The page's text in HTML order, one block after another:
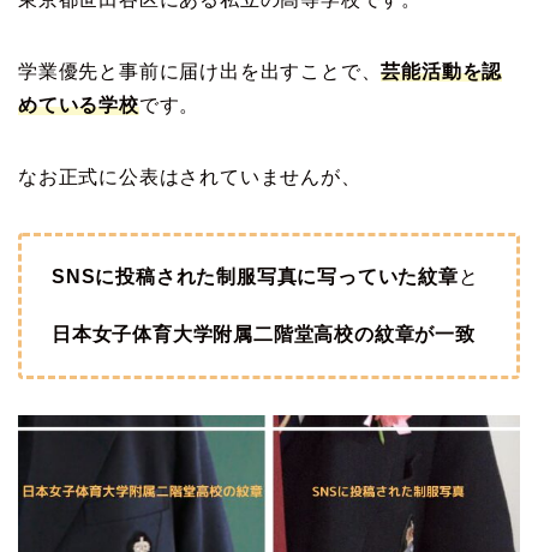
学業優先と事前に届け出を出すことで、芸能活動を認
めている学校です。
なお正式に公表はされていませんが、
SNSに投稿された制服写真に写っていた紋章と
日本女子体育大学附属二階堂高校の紋章が一致